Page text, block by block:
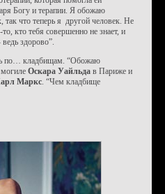
Богу и терапии. Я обожаю
так что теперь я другой человек. Не
кто тебя совершенно не знает, и
здорово”.
по… кладбищам. “Обожаю
Оскара Уайльда в Париже и
Маркс. “Чем кладбище